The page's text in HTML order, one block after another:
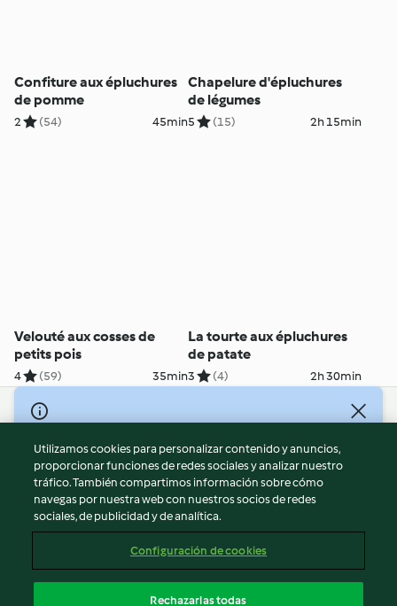
Confiture aux épluchures
de pomme
2 (54) 45min
Chapelure d'épluchures
de légumes
5 (15) 2h 15min
Velouté aux cosses de
petits pois
4 (59) 35min
La tourte aux épluchures
de patate
3 (4) 2h 30min
© Copyright 2026
Términos de uso
Política de privacidad
Aviso legal
Información legal
Reportar contenido
Utilizamos cookies para personalizar contenido y anuncios,
proporcionar funciones de redes sociales y analizar nuestro
tráfico. También compartimos información sobre cómo
navegas por nuestra web con nuestros socios de redes
sociales, de publicidad y de analítica.
Configuración de cookies
Rechazarlas todas